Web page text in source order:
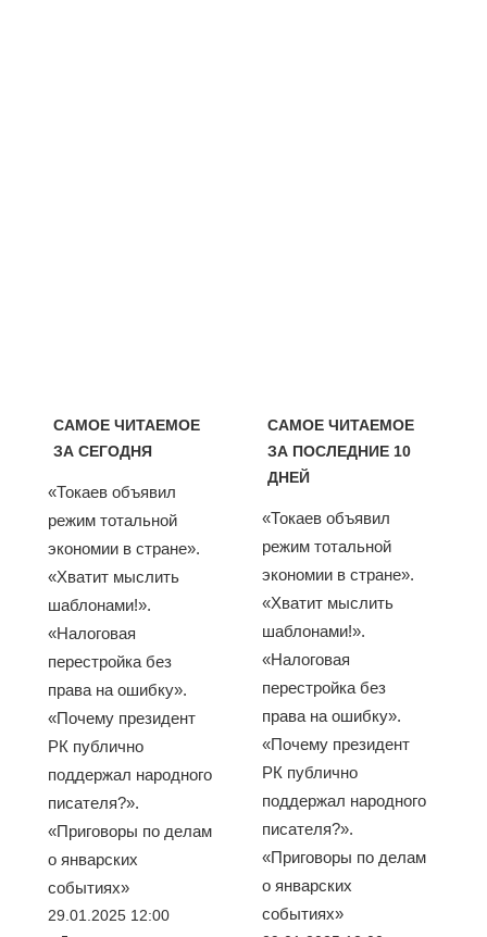
САМОЕ ЧИТАЕМОЕ
ЗА СЕГОДНЯ
«Токаев объявил
режим тотальной
экономии в стране».
«Хватит мыслить
шаблонами!».
«Налоговая
перестройка без
права на ошибку».
«Почему президент
РК публично
поддержал народного
писателя?».
«Приговоры по делам
о январских
событиях»
29.01.2025 12:00
САМОЕ ЧИТАЕМОЕ
ЗА ПОСЛЕДНИЕ 10
ДНЕЙ
«Токаев объявил
режим тотальной
экономии в стране».
«Хватит мыслить
шаблонами!».
«Налоговая
перестройка без
права на ошибку».
«Почему президент
РК публично
поддержал народного
писателя?».
«Приговоры по делам
о январских
событиях»